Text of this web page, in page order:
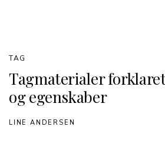
Tagmaterialer
og egenskaber
TAG
LINE ANDERSEN